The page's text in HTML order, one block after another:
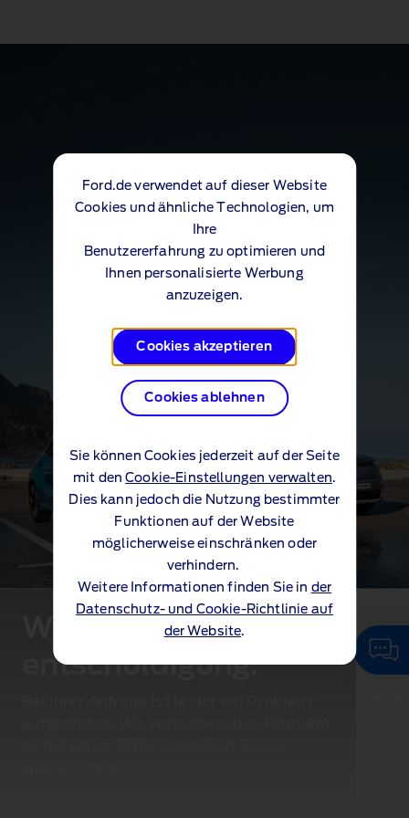
Ford.de verwendet auf dieser Website
Cookies und ähnliche Technologien, um
Ihre
Benutzererfahrung zu optimieren und
Ihnen personalisierte Werbung
anzuzeigen.
Cookies akzeptieren
Cookies ablehnen
Sie können Cookies jederzeit auf der Seite
mit denCookie-Einstellungen verwalten.
Dies kann jedoch die Nutzung bestimmter
Funktionen auf der Website
möglicherweise einschränken oder
verhindern.
Weitere Informationen finden Sie in der
Datenschutz- und Cookie-Richtlinie auf
der Website.
Wir bitten um
entschuldigung.